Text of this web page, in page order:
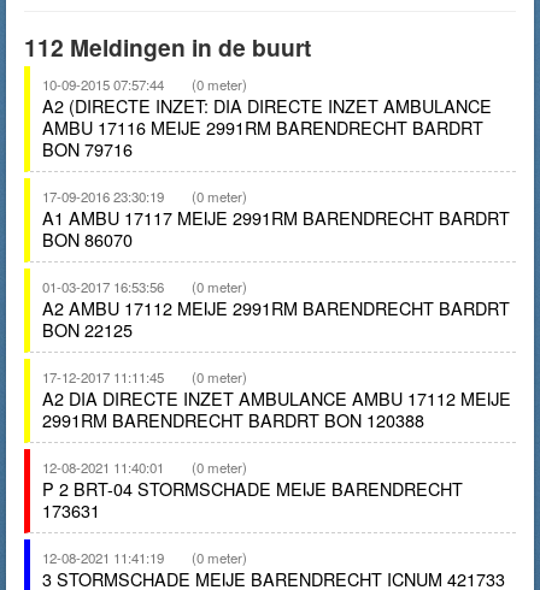
112 Meldingen in de buurt
10-09-2015 07:57:44 (0 meter)
A2 (DIRECTE INZET: DIA DIRECTE INZET AMBULANCE
AMBU 17116 MEIJE 2991RM BARENDRECHT BARDRT
BON 79716
17-09-2016 23:30:19 (0 meter)
A1 AMBU 17117 MEIJE 2991RM BARENDRECHT BARDRT
BON 86070
01-03-2017 16:53:56 (0 meter)
A2 AMBU 17112 MEIJE 2991RM BARENDRECHT BARDRT
BON 22125
17-12-2017 11:11:45 (0 meter)
A2 DIA DIRECTE INZET AMBULANCE AMBU 17112 MEIJE
2991RM BARENDRECHT BARDRT BON 120388
12-08-2021 11:40:01 (0 meter)
P 2 BRT-04 STORMSCHADE MEIJE BARENDRECHT
173631
12-08-2021 11:41:19 (0 meter)
3 STORMSCHADE MEIJE BARENDRECHT ICNUM 421733